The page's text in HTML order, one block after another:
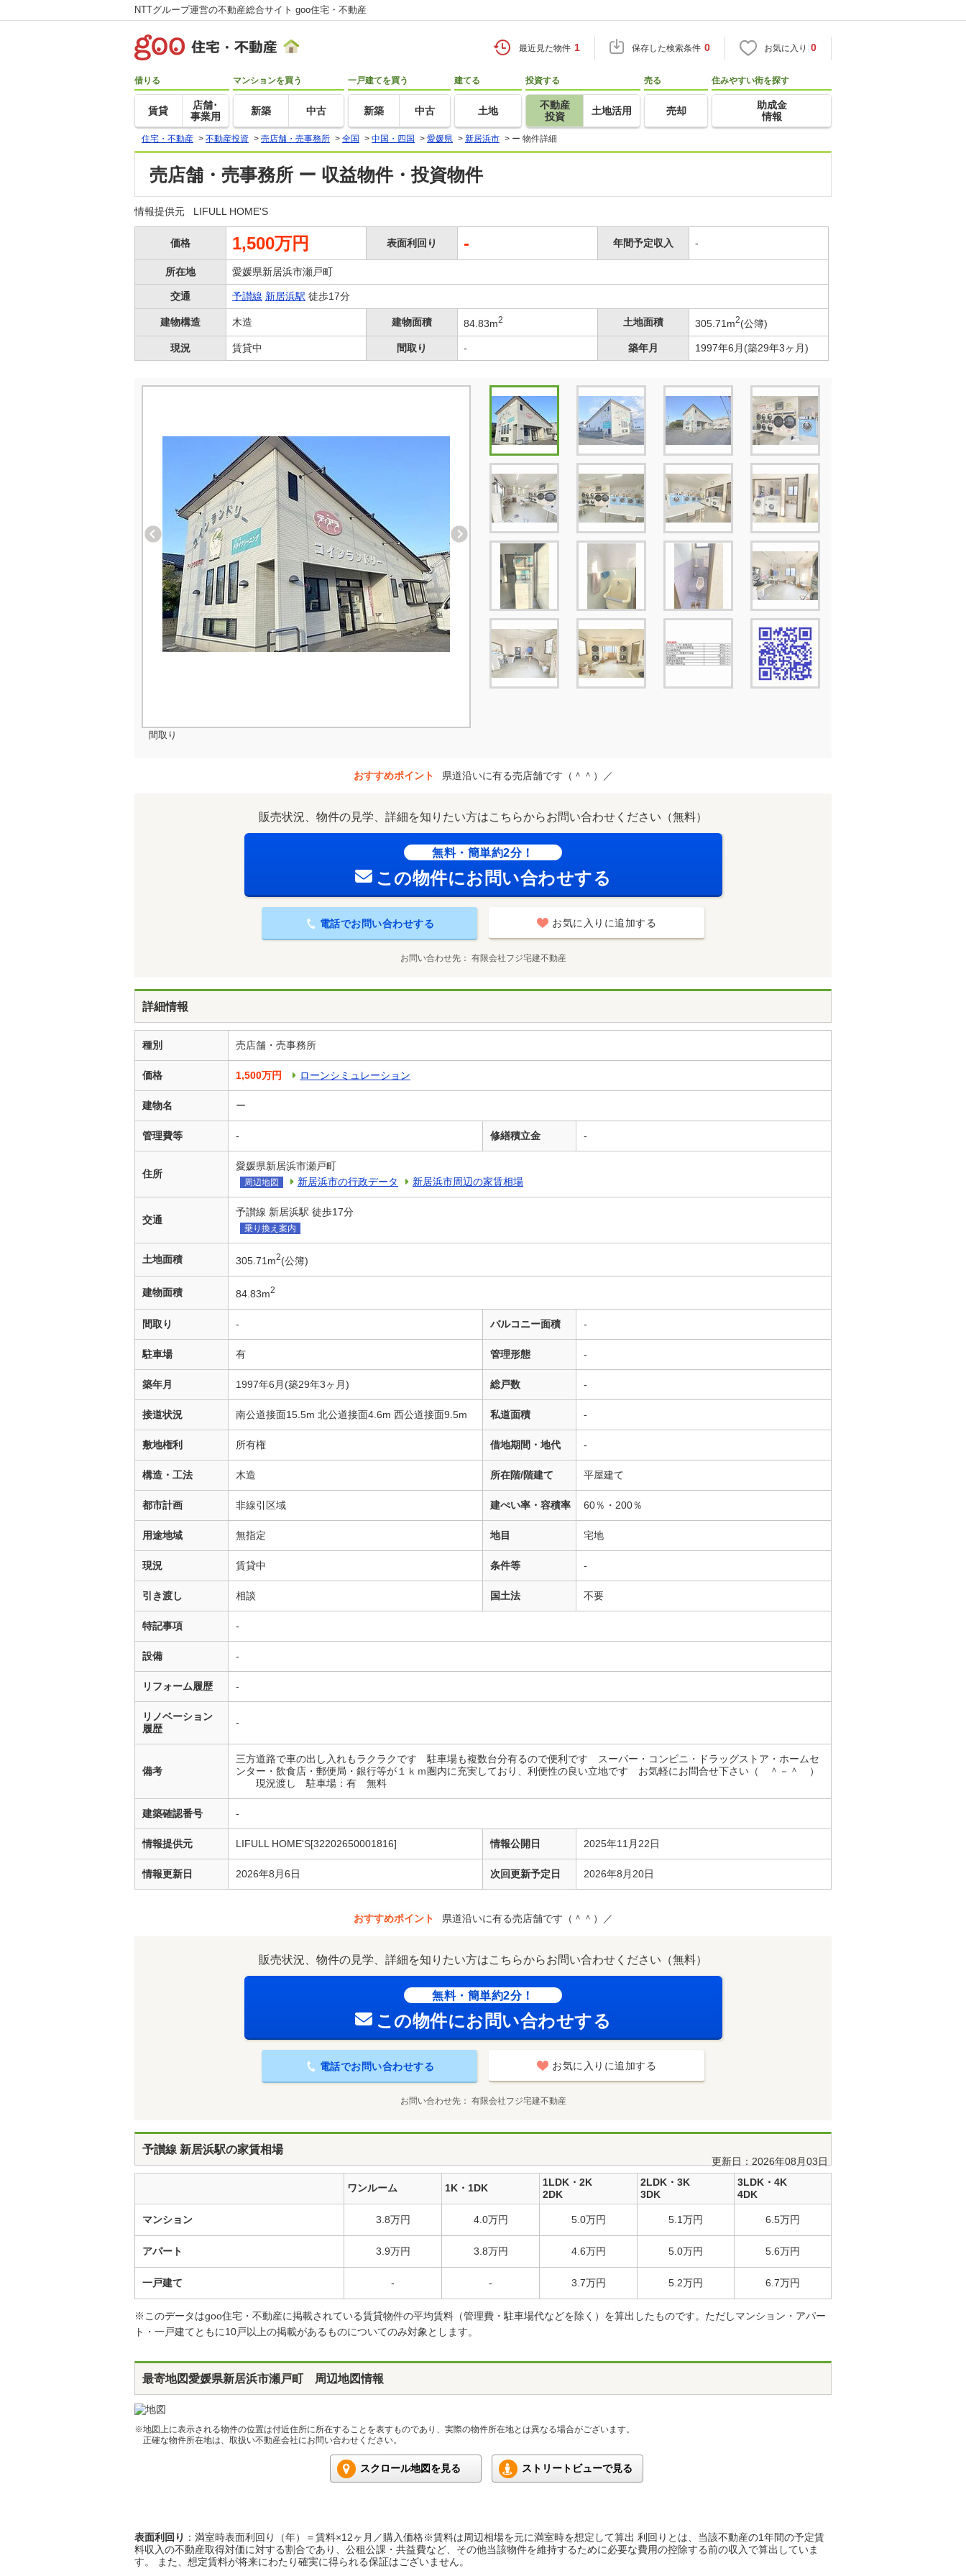
NTTグループ運営の不動産総合サイト goo住宅・不動産
最近見た物件 1 保存した検索条件 0 お気に入り 0
借りる
賃貸
店舗･
事業用
マンションを買う
新築 中古
一戸建てを買う
新築 中古
建てる
土地
投資する
不動産
投資
土地活用
売る
売却
住みやすい街を探す
助成金
情報
住宅・不動産 > 不動産投資 > 売店舗・売事務所 > 全国 > 中国・四国 > 愛媛県 > 新居浜市 > ー 物件詳細
売店舗・売事務所 ー 収益物件・投資物件
情報提供元 LIFULL HOME'S
価格 1,500万円 表面利回り - 年間予定収入 -
所在地 愛媛県新居浜市瀬戸町
交通 予讃線 新居浜駅 徒歩17分
建物構造 木造 建物面積 84.83m2 土地面積 305.71m2(公簿)
現況 賃貸中 間取り - 築年月 1997年6月(築29年3ヶ月)
間取り
おすすめポイント 県道沿いに有る売店舗です（＾＾）／
販売状況、物件の見学、詳細を知りたい方はこちらからお問い合わせください（無料）
無料・簡単約2分！
この物件にお問い合わせする
電話でお問い合わせする お気に入りに追加する
お問い合わせ先 有限会社フジ宅建不動産
詳細情報
種別 売店舗・売事務所
価格 1,500万円 ローンシミュレーション
建物名 ー
管理費等 - 修繕積立金 -
住所
愛媛県新居浜市瀬戸町
周辺地図 新居浜市の行政データ 新居浜市周辺の家賃相場
交通
予讃線 新居浜駅 徒歩17分
乗り換え案内
土地面積 305.71m2(公簿)
建物面積 84.83m2
間取り - バルコニー面積 -
駐車場 有 管理形態 -
築年月 1997年6月(築29年3ヶ月) 総戸数 -
接道状況 南公道接面15.5m 北公道接面4.6m 西公道接面9.5m 私道面積 -
敷地権利 所有権 借地期間・地代 -
構造・工法 木造 所在階/階建て 平屋建て
都市計画 非線引区域 建ぺい率・容積率 60％・200％
用途地域 無指定 地目 宅地
現況 賃貸中 条件等 -
引き渡し 相談 国土法 不要
特記事項 -
設備 -
リフォーム履歴 -
リノベーション
履歴
-
備考
三方道路で車の出し入れもラクラクです 駐車場も複数台分有るので便利です スーパー・コンビニ・ドラッグストア・ホームセ
ンター・飲食店・郵便局・銀行等が１ｋｍ圏内に充実しており、利便性の良い立地です お気軽にお問合せ下さい（ ＾－＾ ）
現況渡し 駐車場：有 無料
建築確認番号 -
情報提供元 LIFULL HOME'S[32202650001816] 情報公開日 2025年11月22日
情報更新日 2026年8月6日 次回更新予定日 2026年8月20日
おすすめポイント 県道沿いに有る売店舗です（＾＾）／
販売状況、物件の見学、詳細を知りたい方はこちらからお問い合わせください（無料）
無料・簡単約2分！
この物件にお問い合わせする
電話でお問い合わせする お気に入りに追加する
お問い合わせ先 有限会社フジ宅建不動産
予讃線 新居浜駅の家賃相場
更新日：2026年08月03日
ワンルーム 1K・1DK
1LDK・2K
2DK
2LDK・3K
3DK
3LDK・4K
4DK
マンション 3.8万円 4.0万円 5.0万円 5.1万円 6.5万円
アパート 3.9万円 3.8万円 4.6万円 5.0万円 5.6万円
一戸建て - - 3.7万円 5.2万円 6.7万円
※このデータはgoo住宅・不動産に掲載されている賃貸物件の平均賃料（管理費・駐車場代などを除く）を算出したものです。ただしマンション・アパー
ト・一戸建てともに10戸以上の掲載があるものについてのみ対象とします。
最寄地図愛媛県新居浜市瀬戸町 周辺地図情報
※地図上に表示される物件の位置は付近住所に所在することを表すものであり、実際の物件所在地とは異なる場合がございます。
正確な物件所在地は、取扱い不動産会社にお問い合わせください。
スクロール地図を見る ストリートビューで見る
表面利回り ：満室時表面利回り（年）＝賃料×12ヶ月／購入価格※賃料は周辺相場を元に満室時を想定して算出 利回りとは、当該不動産の1年間の予定賃
料収入の不動産取得対価に対する割合であり、公租公課・共益費など、その他当該物件を維持するために必要な費用の控除する前の収入で算出していま
す。 また、想定賃料が将来にわたり確実に得られる保証はございません。